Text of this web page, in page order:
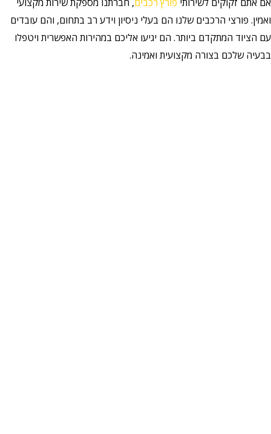
ואמין. פורצי הרכבים שלנו הם בעלי ניסיון וידע רב בתחום, והם עובדים
עם הציוד המתקדם ביותר. הם יגיעו אליכם במהירות האפשרית ויטפלו
בבעיה שלכם בצורה מקצועית ואמינה.